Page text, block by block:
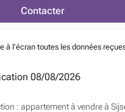
Contacter
à l’écran toutes les données
08/08/2026
: appartement à vendre à